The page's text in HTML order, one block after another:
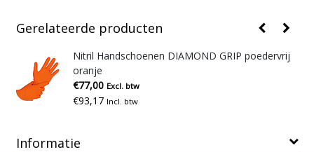
Gerelateerde producten
Nitril Handschoenen DIAMOND GRIP poedervrij
oranje
€77,00 Excl. btw
€93,17 Incl. btw
Informatie